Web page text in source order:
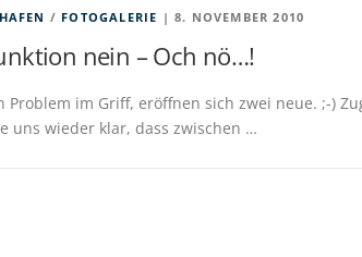
/ FOTOGALERIE | 8. NOVEMBER 2010
nein – Och nö…!
im Griff, eröffnen sich zwei neue. ;-)
uns wieder klar, dass zwischen …